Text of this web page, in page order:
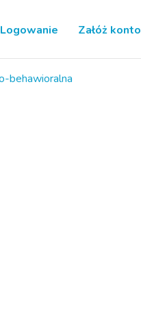
Logowanie Załóż konto
behawioralna